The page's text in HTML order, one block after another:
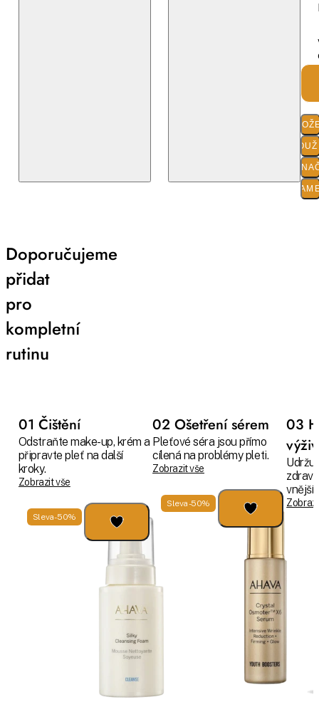
O
Doporučujeme
přidat
pro
kompletní
rutinu
01 Čištění
Odstraňte make-up, krém a
připravte pleť na další
kroky.
Zobrazit vše
Sleva -50%
02 Ošetření sérem
Pleťové séra jsou přímo
cílená na problémy pleti.
Zobrazit vše
Sleva -50%
03